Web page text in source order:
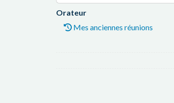
Orateur
Mes anciennes réunions